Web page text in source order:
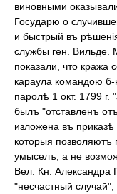
виновными
Государю о
и быстрый въ
службы ген.
показали, что кража
караула командою
паролѣ 1 окт. 1799 г.
былъ "отставленъ
изложена въ
которыя позволяютъ
умыселъ, а не
Вел. Кн. Александра
"несчастный